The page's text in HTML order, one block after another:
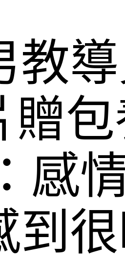
教
贈
感
到